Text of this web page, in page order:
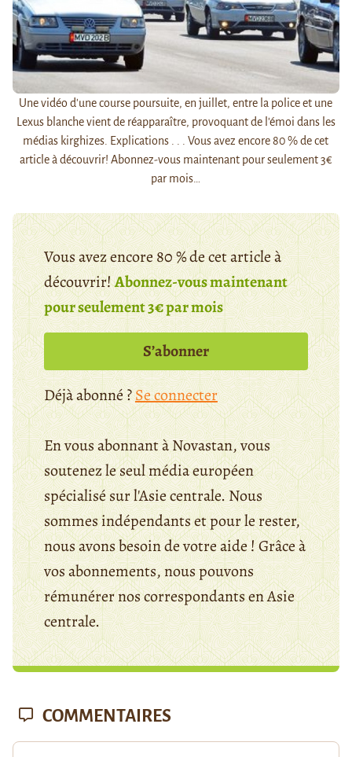
Une vidéo d'une course poursuite, en juillet, entre la police et une
Lexus blanche vient de réapparaître, provoquant de l'émoi dans les
médias kirghizes. Explications . . . Vous avez encore 80 % de cet
article à découvrir! Abonnez-vous maintenant pour seulement 3€
par mois…
Vous avez encore 80 % de cet article à
découvrir!Abonnez-vous maintenant
pour seulement 3€ par mois
S’abonner
Déjà abonné ?Se connecter
En vous abonnant à Novastan, vous
soutenez le seul média européen
spécialisé sur l'Asie centrale. Nous
sommes indépendants et pour le rester,
nous avons besoin de votre aide ! Grâce à
vos abonnements, nous pouvons
rémunérer nos correspondants en Asie
centrale.
COMMENTAIRES